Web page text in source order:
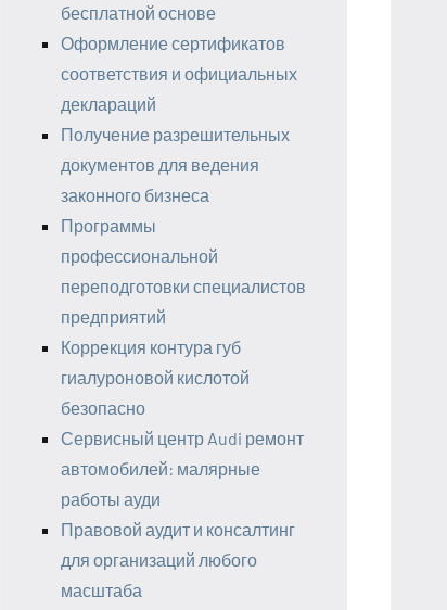
бесплатной основе
Оформление сертификатов
соответствия и официальных
деклараций
Получение разрешительных
документов для ведения
законного бизнеса
Программы
профессиональной
переподготовки специалистов
предприятий
Коррекция контура губ
гиалуроновой кислотой
безопасно
Сервисный центр Audi ремонт
автомобилей: малярные
работы ауди
Правовой аудит и консалтинг
для организаций любого
масштаба